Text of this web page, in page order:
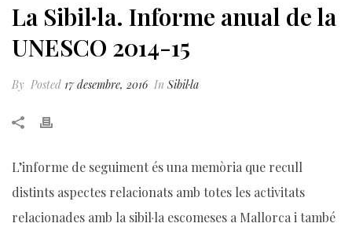
La Sibil·la. Informe anual de la
UNESCO 2014-15
By Posted 17 desembre, 2016 In Sibil·la
L’informe de seguiment és una memòria que recull
distints aspectes relacionats amb totes les activitats
relacionades amb la sibil·la escomeses a Mallorca i també